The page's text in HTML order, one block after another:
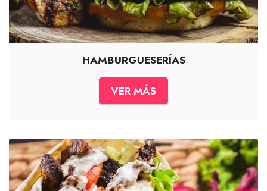
HAMBURGUESERÍAS
VER MÁS